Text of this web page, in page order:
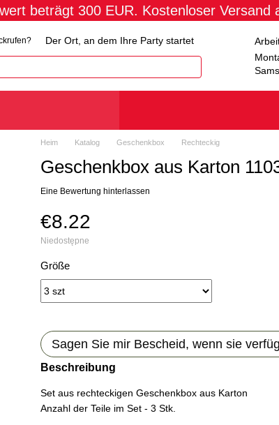
beträgt 300 EUR. Kostenloser Versand
Der Ort, an dem Ihre Party startet
Heim Katalog Geschenkbox Rechteckig
Geschenkbox aus Karton
Eine Bewertung hinterlassen
€8.22
Niedostępne
Größe
Sagen Sie mir Bescheid, wenn sie
Beschreibung
Set aus rechteckigen Geschenkbox aus Karton
Anzahl der Teile im Set - 3 Stk.